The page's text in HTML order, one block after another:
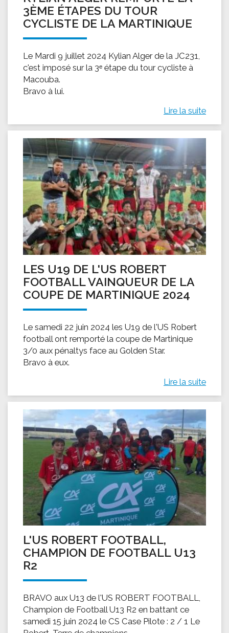
3ÈME ÉTAPES DU TOUR
CYCLISTE DE LA MARTINIQUE
Le Mardi 9 juillet 2024 Kylian Alger de la JC231,
c'est imposé sur la 3ᵉ étape du tour cycliste à
Macouba.
Bravo à lui.
Lire la suite
LES U19 DE L'US ROBERT
FOOTBALL VAINQUEUR DE LA
COUPE DE MARTINIQUE 2024
Le samedi 22 juin 2024 les U19 de l'US Robert
football ont remporté la coupe de Martinique
3/0 aux pénaltys face au Golden Star.
Bravo à eux.
Lire la suite
L'US ROBERT FOOTBALL,
CHAMPION DE FOOTBALL U13
R2
BRAVO aux U13 de l'US ROBERT FOOTBALL,
Champion de Football U13 R2 en battant ce
samedi 15 juin 2024 le CS Case Pilote : 2 / 1 Le